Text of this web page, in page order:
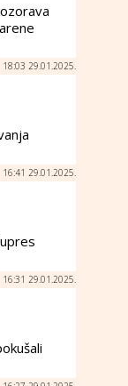
18:03 29.01.2025.
16:41 29.01.2025.
16:31 29.01.2025.